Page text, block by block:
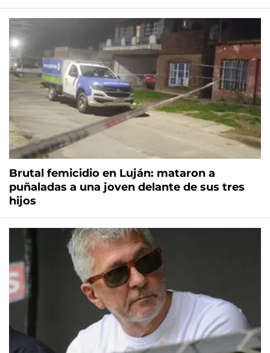
Brutal femicidio en Luján: mataron a
puñaladas a una joven delante de sus tres
hijos